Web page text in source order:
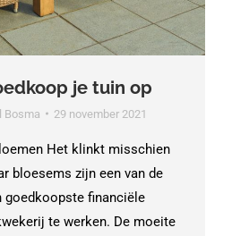
je tuin op
Bosma 29 november 2021
Het klinkt misschien
bloesems zijn een van de
goedkoopste financiële
te werken. De moeite